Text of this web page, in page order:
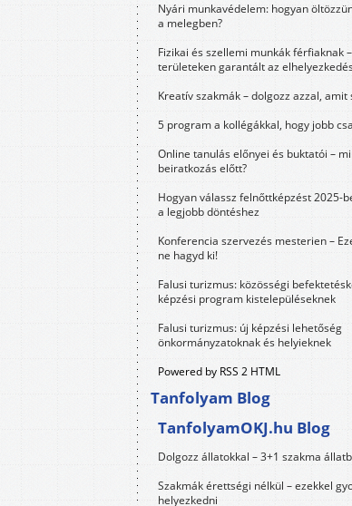
Nyári munkavédelem: hogyan
a melegben?
Fizikai és szellemi munkák férfiaknak
területeken garantált az
Kreatív szakmák – dolgozz azzal, amit
5 program a kollégákkal, hogy jobb
Online tanulás előnyei és buktatói –
beiratkozás előtt?
Hogyan válassz felnőttképzést 2025-
a legjobb döntéshez
Konferencia szervezés mesterien –
ne hagyd ki!
Falusi turizmus: közösségi
képzési program kistelepüléseknek
Falusi turizmus: új képzési lehetőség
önkormányzatoknak és helyieknek
Powered by RSS 2 HTML
Tanfolyam Blog
TanfolyamOKJ.hu Blog
Dolgozz állatokkal – 3+1 szakma
Szakmák érettségi nélkül – ezekkel
helyezkedni